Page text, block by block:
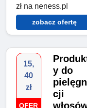
zł na neness.pl
zobacz ofertę
15,
40
zł
OFER
y do
cji